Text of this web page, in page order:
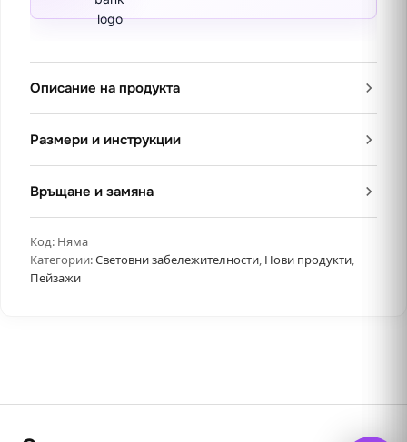
Описание на продукта
Размери и инструкции
Връщане и замяна
Код: Няма
Категории:Световни забележителности, Нови продукти,
Пейзажи